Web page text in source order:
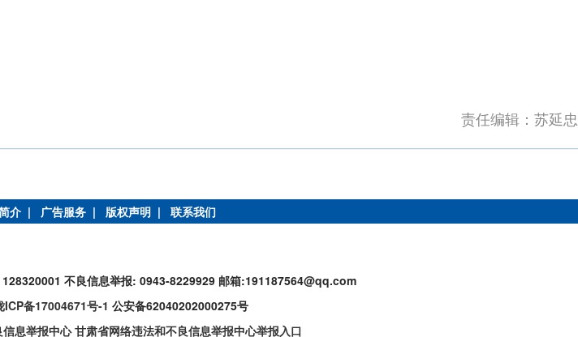
责任编辑：苏延忠
介 | 广告服务 | 版权声明 | 联系我们
不良信息举报: 0943-8229929 邮箱:191187564@qq.com
ICP备17004671号-1 公安备62040202000275号
息举报中心 甘肃省网络违法和不良信息举报中心举报入口